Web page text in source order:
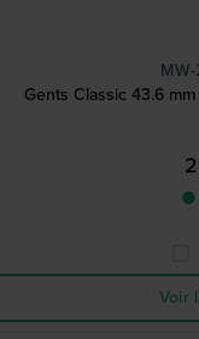
Gents Classic 43.6
●
Voir